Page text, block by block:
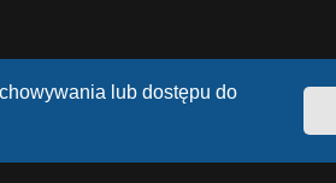
lub dostępu do